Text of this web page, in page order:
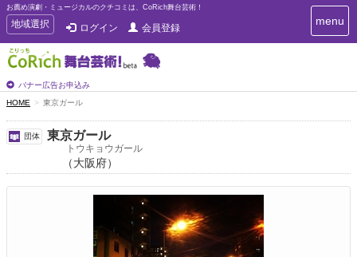
お薦め演劇・ミュージカルのクチコミは、CoRich舞台芸術！
T
o
g
g
e
n
a
v
i
a
t
地域選択 ログイン 会員登録
バナー広告お申込み
T
o
menu
HOME 東京ガール
団体 東京ガール
トウキョウガール
（大阪府）